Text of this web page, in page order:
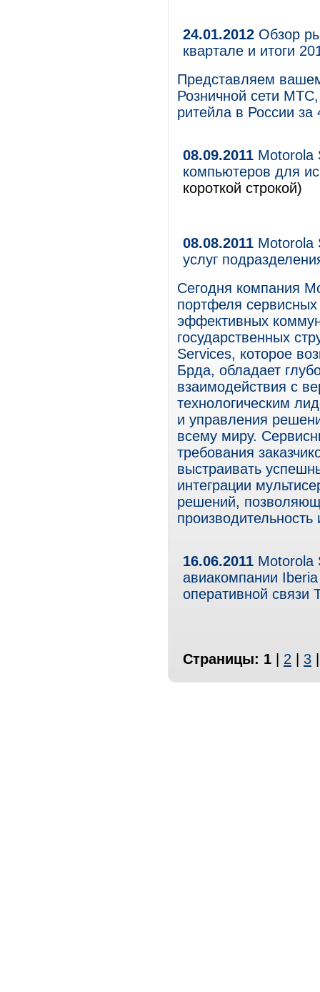
24.01.2012 Обзор
квартале и итоги
Представляем
Розничной сети
ритейла в России за
08.09.2011 Motorola
компьютеров для
короткой строкой)
08.08.2011 Motorola
услуг
Сегодня компания
портфеля
эффективных
государственных
Services, которое
Брда, обладает
взаимодействия с
технологическим
и управления
всему миру.
требования
выстраивать
интеграции
решений,
16.06.2011 Motorola
авиакомпании
оперативной связи
Страницы: 1 2 3